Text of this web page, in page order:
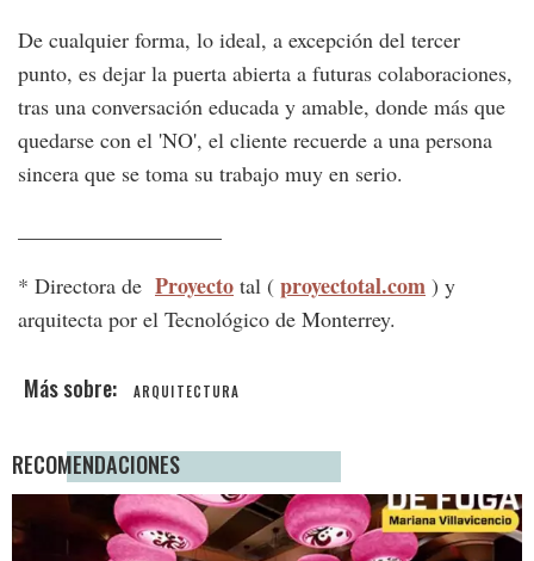
De cualquier forma, lo ideal, a excepción del tercer
punto, es dejar la puerta abierta a futuras colaboraciones,
tras una conversación educada y amable, donde más que
quedarse con el 'NO', el cliente recuerde a una persona
sincera que se toma su trabajo muy en serio.
* Directora de Proyecto tal ( proyectotal.com ) y
arquitecta por el Tecnológico de Monterrey.
ARQUITECTURA
RECOMENDACIONES